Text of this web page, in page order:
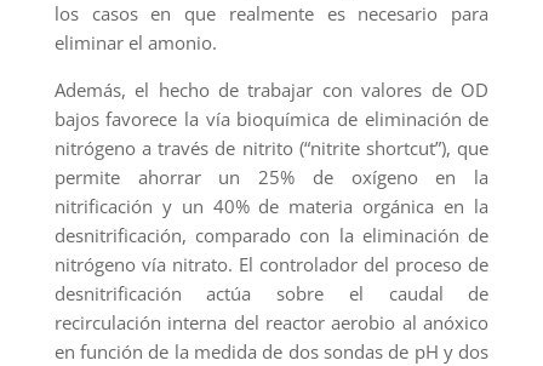
los casos en que realmente es necesario para
eliminar el amonio.
Además, el hecho de trabajar con valores de OD
bajos favorece la vía bioquímica de eliminación de
nitrógeno a través de nitrito (“nitrite shortcut”), que
permite ahorrar un 25% de oxígeno en la
nitrificación y un 40% de materia orgánica en la
desnitrificación, comparado con la eliminación de
nitrógeno vía nitrato. El controlador del proceso de
desnitrificación actúa sobre el caudal de
recirculación interna del reactor aerobio al anóxico
en función de la medida de dos sondas de pH y dos